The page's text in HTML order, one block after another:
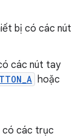
bị có các nút
các nút tay
hoặc
có các trục